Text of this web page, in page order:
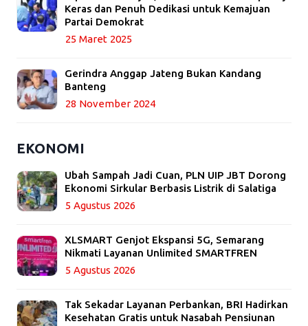
Keras dan Penuh Dedikasi untuk Kemajuan
Partai Demokrat
25 Maret 2025
Gerindra Anggap Jateng Bukan Kandang
Banteng
28 November 2024
EKONOMI
Ubah Sampah Jadi Cuan, PLN UIP JBT Dorong
Ekonomi Sirkular Berbasis Listrik di Salatiga
5 Agustus 2026
XLSMART Genjot Ekspansi 5G, Semarang
Nikmati Layanan Unlimited SMARTFREN
5 Agustus 2026
Tak Sekadar Layanan Perbankan, BRI Hadirkan
Kesehatan Gratis untuk Nasabah Pensiunan